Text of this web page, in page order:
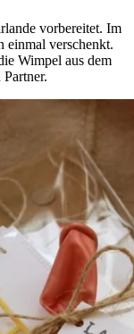
vorbereitet. Im
einmal verschenkt.
Wimpel aus dem